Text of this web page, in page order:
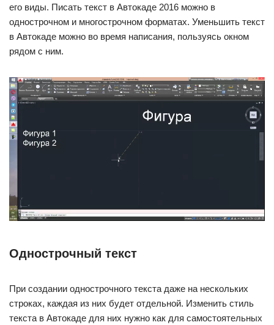
его виды. Писать текст в Автокаде 2016 можно в
однострочном и многострочном форматах. Уменьшить текст
в Автокаде можно во время написания, пользуясь окном
рядом с ним.
Однострочный текст
При создании однострочного текста даже на нескольких
строках, каждая из них будет отдельной. Изменить стиль
текста в Автокаде для них нужно как для самостоятельных